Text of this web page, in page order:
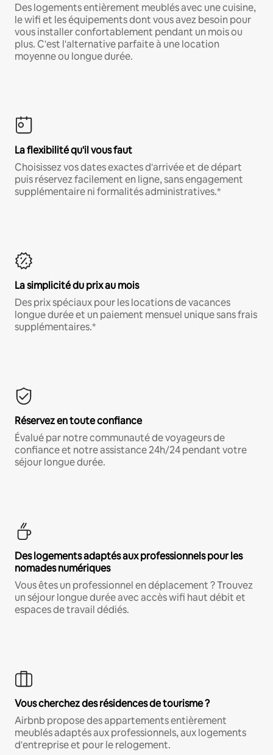
Des logements entièrement meublés avec une cuisine,
le wifi et les équipements dont vous avez besoin pour
vous installer confortablement pendant un mois ou
plus. C'est l'alternative parfaite à une location
moyenne ou longue durée.
La flexibilité qu'il vous faut
Choisissez vos dates exactes d'arrivée et de départ
puis réservez facilement en ligne, sans engagement
supplémentaire ni formalités administratives.*
La simplicité du prix au mois
Des prix spéciaux pour les locations de vacances
longue durée et un paiement mensuel unique sans frais
supplémentaires.*
Réservez en toute confiance
Évalué par notre communauté de voyageurs de
confiance et notre assistance 24h/24 pendant votre
séjour longue durée.
Des logements adaptés aux professionnels pour les
nomades numériques
Vous êtes un professionnel en déplacement ? Trouvez
un séjour longue durée avec accès wifi haut débit et
espaces de travail dédiés.
Vous cherchez des résidences de tourisme ?
Airbnb propose des appartements entièrement
meublés adaptés aux professionnels, aux logements
d'entreprise et pour le relogement.